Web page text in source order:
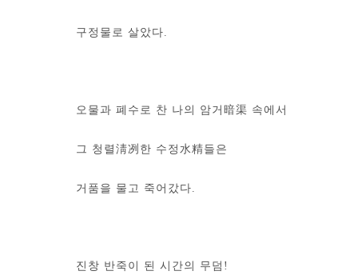
구정물로 살았다.
오물과 폐수로 찬 나의 암거暗渠 속에서
그 청렬淸冽한 수정水精들은
거품을 물고 죽어갔다.
진창 반죽이 된 시간의 무덤!